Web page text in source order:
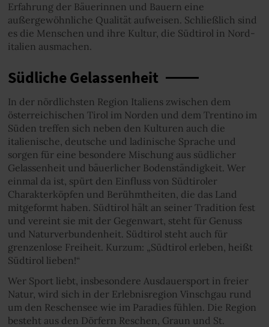
Erfahrung der Bäuerinnen und Bauern eine
außergewöhnliche Qualität aufweisen. Schließlich sind
es die Menschen und ihre Kultur, die Südtirol in Nord­
italien ausmachen.
Südliche Gelassenheit
In der nördlichsten Region Italiens zwischen dem
österreichischen Tirol im Norden und dem Trentino im
Süden treffen sich neben den Kulturen auch die
italienische, deutsche und ladinische Sprache und
sorgen für eine besondere Mischung aus südlicher
Gelassenheit und bäuerlicher Bodenständigkeit. Wer
einmal da ist, spürt den Einfluss von Südtiroler
Charakterköpfen und Berühmtheiten, die das Land
mitgeformt haben. Südtirol hält an seiner Tradition fest
und vereint sie mit der Gegenwart, steht für Genuss
und Naturverbundenheit. Südtirol steht auch für
grenzenlose Freiheit. Kurzum: „Südtirol erleben, heißt
Südtirol lieben!“
Wer Sport liebt, insbesondere Ausdauersport in freier
Natur, wird sich in der Erlebnisregion Vinschgau rund
um den Reschensee wie im Paradies fühlen. Die Region
besteht aus den Dörfern Reschen, Graun und St.